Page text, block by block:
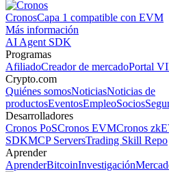
CronosCapa 1 compatible con EVM
Más información
AI Agent SDK
Programas
AfiliadoCreador de mercadoPortal
Crypto.com
Quiénes somosNoticiasNoticias de
productosEventosEmpleoSocios
Desarrolladores
Cronos PoSCronos EVMCronos
SDKMCP ServersTrading Skill Repo
Aprender
AprenderBitcoinInvestigación